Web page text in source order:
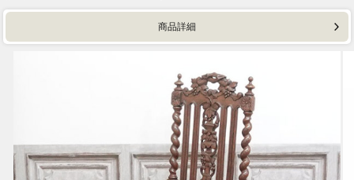
商品詳細